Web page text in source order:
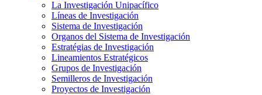
La Investigación Unipacífico
Líneas de Investigación
Sistema de Investigación
Organos del Sistema de Investigación
Estratégias de Investigación
Lineamientos Estratégicos
Grupos de Investigación
Semilleros de Investigación
Proyectos de Investigación